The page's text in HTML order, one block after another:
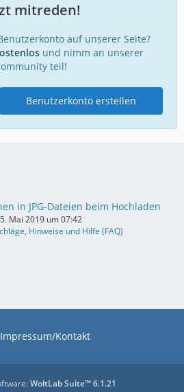
mitreden!
auf unserer Seite?
und nimm an unserer
teil!
Benutzerkonto erstellen
in JPG-Dateien beim Hochladen
Mai 2019 um 07:42
Hinweise und Hilfe (FAQ)
Impressum/Kontakt
WoltLab Suite™ 6.1.21